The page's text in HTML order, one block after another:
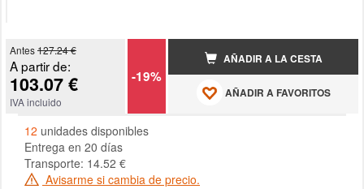
Antes127.24 €
A partir de:
103.07 €
IVA incluido
-19%
AÑADIR A LA CESTA
AÑADIR A FAVORITOS
12 unidades disponibles
Entrega en 20 días
Transporte: 14.52 €
Avisarme si cambia de precio.